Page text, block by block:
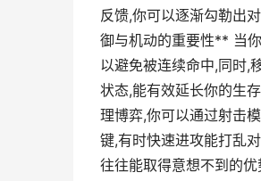
反馈,你可以逐渐勾勒出
御与机动的重要性** 当
以避免被连续命中,同时,
状态,能有效延长你的生
理博弈,你可以通过射击
键,有时快速进攻能打乱
往往能取得意想不到的